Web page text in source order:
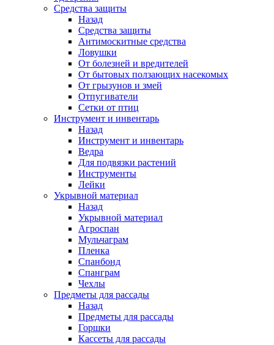
Средства защиты
Назад
Средства защиты
Антимоскитные средства
Ловушки
От болезней и вредителей
От бытовых ползающих насекомых
От грызунов и змей
Отпугиватели
Сетки от птиц
Инструмент и инвентарь
Назад
Инструмент и инвентарь
Ведра
Для подвязки растений
Инструменты
Лейки
Укрывной материал
Назад
Укрывной материал
Агроспан
Мульчаграм
Пленка
Спанбонд
Спанграм
Чехлы
Предметы для рассады
Назад
Предметы для рассады
Горшки
Кассеты для рассады